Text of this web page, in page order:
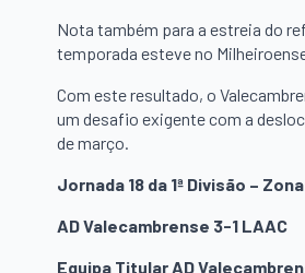
Nota também para a estreia do
temporada esteve no
Com este resultado, o
um desafio exigente com a
de março.
Jornada 18 da 1ª Divisão –
AD Valecambrense 3-1 LAAC
Equipa Titular AD